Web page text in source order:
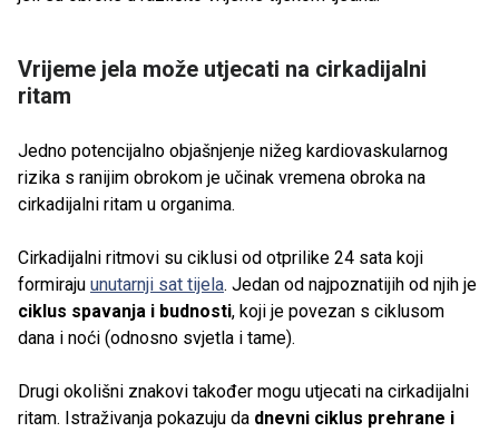
Vrijeme jela može utjecati na cirkadijalni
ritam
Jedno potencijalno objašnjenje nižeg kardiovaskularnog
rizika s ranijim obrokom je učinak vremena obroka na
cirkadijalni ritam u organima.
Cirkadijalni ritmovi su ciklusi od otprilike 24 sata koji
formiraju unutarnji sat tijela. Jedan od najpoznatijih od njih je
ciklus spavanja i budnosti, koji je povezan s ciklusom
dana i noći (odnosno svjetla i tame).
Drugi okolišni znakovi također mogu utjecati na cirkadijalni
ritam. Istraživanja pokazuju da dnevni ciklus prehrane i